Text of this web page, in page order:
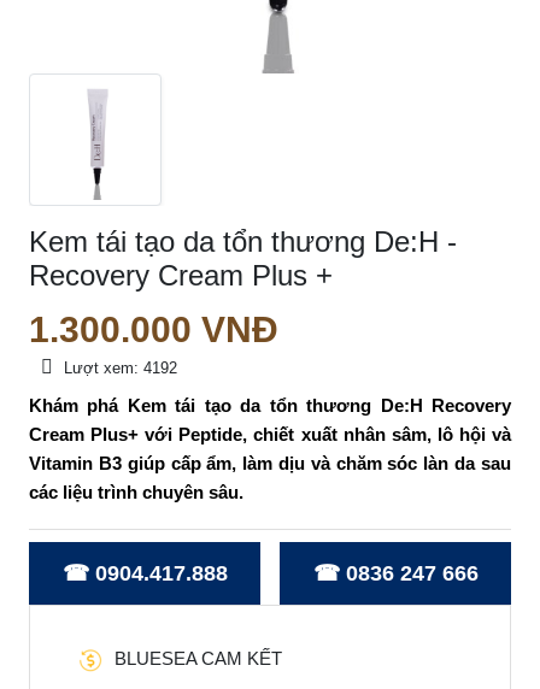
Kem tái tạo da tổn thương De:H -
Recovery Cream Plus +
1.300.000 VNĐ
Lượt xem: 4192
Khám phá Kem tái tạo da tổn thương De:H Recovery
Cream Plus+ với Peptide, chiết xuất nhân sâm, lô hội và
Vitamin B3 giúp cấp ẩm, làm dịu và chăm sóc làn da sau
các liệu trình chuyên sâu.
☎ 0904.417.888 ☎ 0836 247 666
BLUESEA CAM KẾT